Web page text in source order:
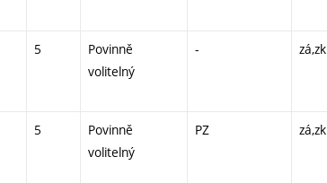
5
Povinně
volitelný
- zá,zk
5
Povinně
volitelný
PZ zá,zk